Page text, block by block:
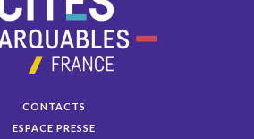
CONTACTS
ESPACE PRESSE